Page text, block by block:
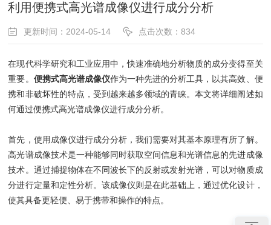
利用便携式高光谱成像仪进行成分分析
更新时间：2024-05-14 点击次数：834
在现代科学研究和工业应用中，快速准确地分析物质的成分变得至关
重要。 便携式高光谱成像仪作为一种先进的分析工具，以其高效、便
携和非破坏性的特点，受到越来越多领域的青睐。本文将详细阐述如
何通过便携式高光谱成像仪进行成分分析。
首先，使用成像仪进行成分分析，我们需要对其基本原理有所了解。
高光谱成像技术是一种能够同时获取空间信息和光谱信息的先进成像
技术。通过捕捉物体在不同波长下的反射或发射光谱，可以对物质成
分进行定量和定性分析。该成像仪则是在此基础上，通过优化设计，
使其具备更轻便、易于携带和操作的特点。